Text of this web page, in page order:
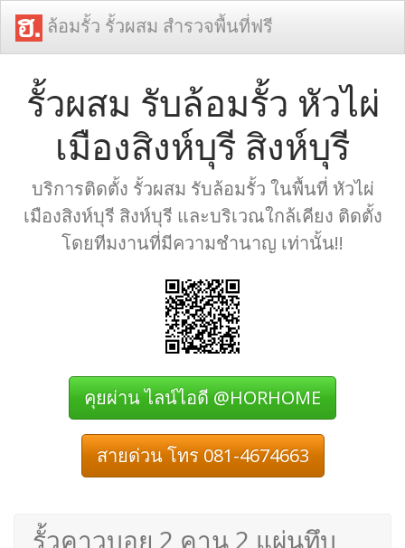
ล้อมรั้ว รั้วผสม สำรวจพื้นที่ฟรี
รั้วผสม รับล้อมรั้ว หัวไผ่
เมืองสิงห์บุรี สิงห์บุรี
บริการติดตั้ง รั้วผสม รับล้อมรั้ว ในพื้นที่ หัวไผ่
เมืองสิงห์บุรี สิงห์บุรี และบริเวณใกล้เคียง ติดตั้ง
โดยทีมงานที่มีความชำนาญ เท่านั้น!!
คุยผ่าน ไลน์ไอดี @HORHOME
สายด่วน โทร 081-4674663
รั้วคาวบอย 2 คาน 2 แผ่นทึบ